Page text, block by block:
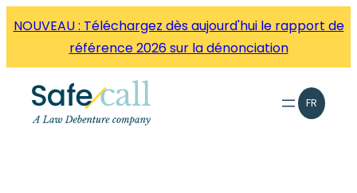
directement
contenu
NOUVEAU : Téléchargez dès aujourd'hui le rapport de
référence 2026 sur la dénonciation
FR